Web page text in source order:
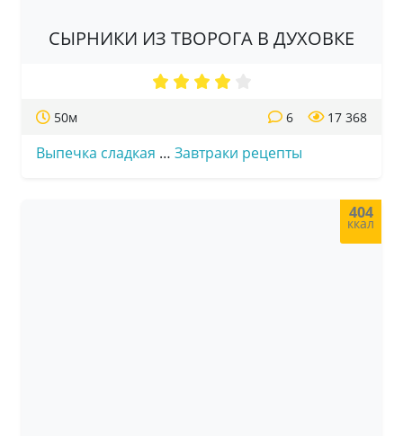
СЫРНИКИ ИЗ ТВОРОГА В ДУХОВКЕ
50м 17 368
6
Выпечка сладкая … Завтраки рецепты
404
ккал